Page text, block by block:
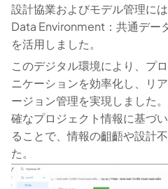
設計協業およびモデル管理に
Data Environment：共通デー
を活用しました。
このデジタル環境により、プ
ニケーションを効率化し、リ
ージョン管理を実現しました
確なプロジェクト情報に基づ
ることで、情報の齟齬や設計
た。